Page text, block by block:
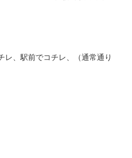
レ、駅前でコチレ、（通常通り